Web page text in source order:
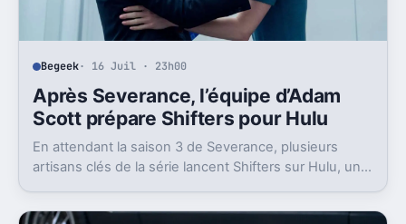
Begeek· 16 Juil · 23h00
Après Severance, l’équipe d’Adam
Scott prépare Shifters pour Hulu
En attendant la saison 3 de Severance, plusieurs
artisans clés de la série lancent Shifters sur Hulu, un